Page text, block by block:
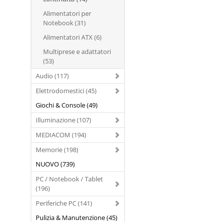
Alimentatori per
Notebook (31)
Alimentatori ATX (6)
Multiprese e adattatori
(53)
Audio (117)
Elettrodomestici (45)
Giochi & Console (49)
Illuminazione (107)
MEDIACOM (194)
Memorie (198)
NUOVO (739)
PC / Notebook / Tablet
(196)
Periferiche PC (141)
Pulizia & Manutenzione (45)